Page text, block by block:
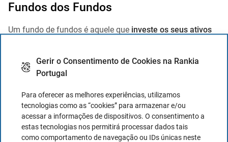
Gerir o Consentimento de Cookies na Rankia
Portugal
Para oferecer as melhores experiências, utilizamos
tecnologias como as “cookies” para armazenar e/ou
acessar a informações de dispositivos. O consentimento a
estas tecnologias nos permitirá processar dados tais
como comportamento de navegação ou IDs únicas neste
Fundos dos Fundos
Um fundo de fundos é aquele que investe os seus ativos
Não há limitações sobre a comercialização dos fundos de
fundos, nenhum investimento mínimo é necessário.
Deverá, no entanto investir pelo menos 60% dos ativos
num outro fundo, sendo que é proibido o investimento de
10% num único fundo.